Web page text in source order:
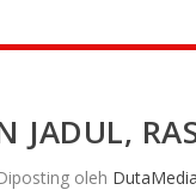
JADUL,
oleh